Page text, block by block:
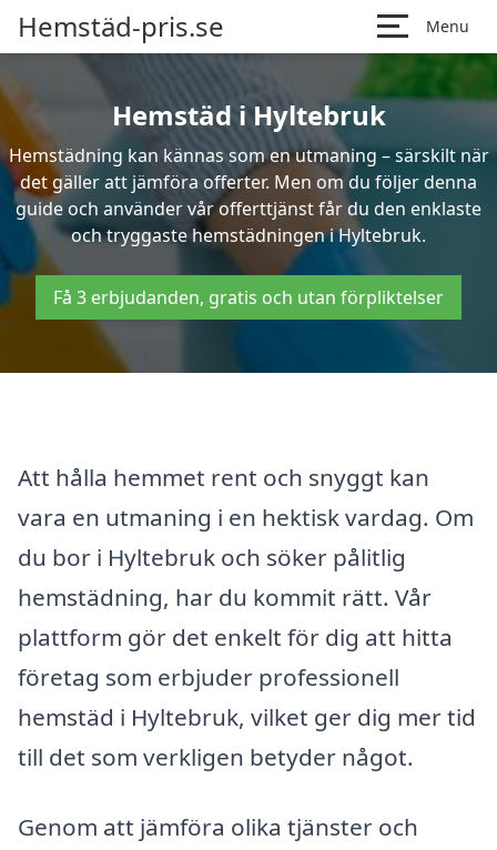
Hemstäd-pris.se Menu
Hemstäd i Hyltebruk
Hemstädning kan kännas som en utmaning – särskilt när
det gäller att jämföra offerter. Men om du följer denna
guide och använder vår offerttjänst får du den enklaste
och tryggaste hemstädningen i Hyltebruk.
Få 3 erbjudanden, gratis och utan förpliktelser
Att hålla hemmet rent och snyggt kan
vara en utmaning i en hektisk vardag. Om
du bor i Hyltebruk och söker pålitlig
hemstädning, har du kommit rätt. Vår
plattform gör det enkelt för dig att hitta
företag som erbjuder professionell
hemstäd i Hyltebruk, vilket ger dig mer tid
till det som verkligen betyder något.
Genom att jämföra olika tjänster och